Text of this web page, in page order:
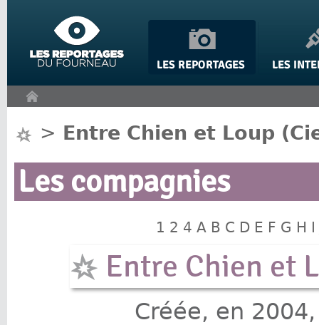
> Entre Chien et Loup
Les compagnies
1 2 4 A B C D E F G H
Entre Chien et
Créée, en